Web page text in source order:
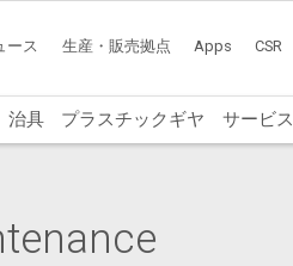
ース 生産・販売拠点 Apps CSR
治具 プラスチックギヤ サービス